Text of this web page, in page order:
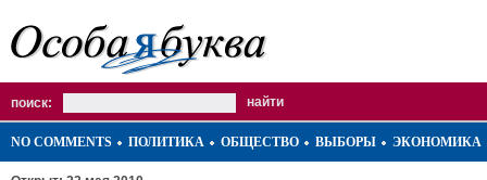
поиск:
NO COMMENTS ПОЛИТИКА ОБЩЕСТВО ВЫБОРЫ ЭКОНОМИКА